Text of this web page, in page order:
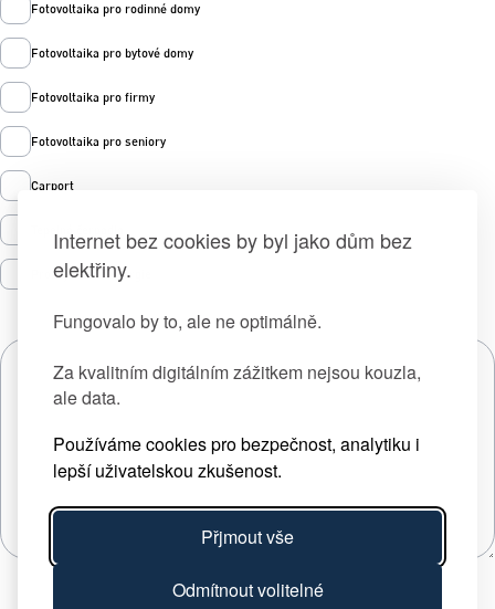
Internet bez cookies by byl jako dům bez
elektřiny.
Fungovalo by to, ale ne optimálně.
Za kvalitním digitálním zážitkem nejsou kouzla,
ale data.
Používáme cookies pro bezpečnost, analytiku i
lepší uživatelskou zkušenost.
Přjmout vše
Odmítnout volitelné
Fotovoltaika pro rodinné domy
Fotovoltaika pro bytové domy
Fotovoltaika pro firmy
Fotovoltaika pro seniory
Carport
Prodej zelené energie